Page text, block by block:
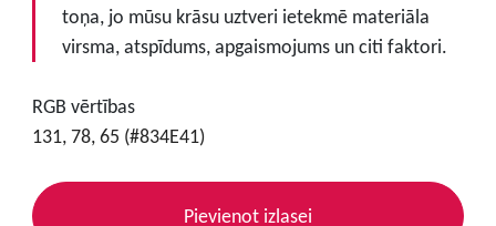
toņa, jo mūsu krāsu uztveri ietekmē materiāla
virsma, atspīdums, apgaismojums un citi faktori.
RGB vērtības
131, 78, 65 (#834E41)
Pievienot izlasei